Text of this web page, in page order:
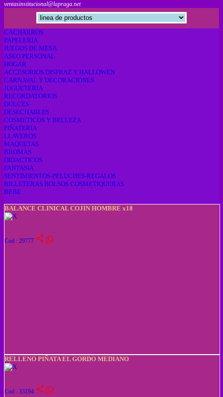
ventasinstitucional@lapraga.net
CACHARROS
PAPELERIA
JUEGOS DE MESA
ASEO PERSONAL
HOGAR
ACCESORIOS DISFRAZ Y HALLOWEN
CARNAVAL Y DECORACIONES
JUGUETERIA
RECORDATORIOS
DULCES
DESECHABLES
COSMETICOS Y BELLEZA
PIÑATERIA
LLAVEROS
MAQUETAS
BROMAS
DIDACTICOS
FANTASIA
SENTIMIENTOS-PELUCHES-REGALOS
BILLETERAS BOLSOS COSMETIQUERAS
BEBE
BALANCE CLINICAL COJIN HOMBRE x18
Cod : 29777 share
RELLENO PIÑATA EL GORDO MEDIANO
Cod : 33194 share